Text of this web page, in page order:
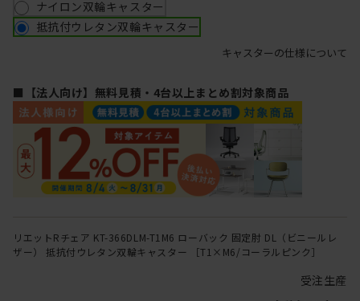
ナイロン双輪キャスター
抵抗付ウレタン双輪キャスター
キャスターの仕様について
■【法人向け】無料見積・4台以上まとめ割対象商品
リエットRチェア KT-366DLM-T1M6 ローバック 固定肘 DL（ビニールレ
ザー） 抵抗付ウレタン双輪キャスター ［T1×M6/コーラルピンク］
受注生産